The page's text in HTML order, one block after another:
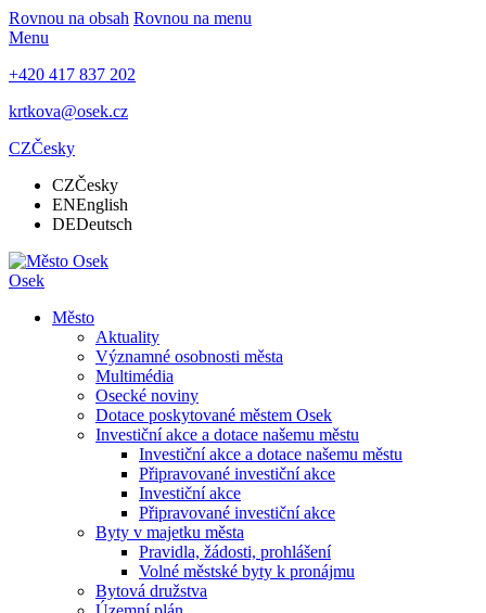
Rovnou na obsah Rovnou na menu
Menu
+420 417 837 202
krtkova@osek.cz
CZČesky
CZČesky
ENEnglish
DEDeutsch
Osek
Město
Aktuality
Významné osobnosti města
Multimédia
Osecké noviny
Dotace poskytované městem Osek
Investiční akce a dotace našemu městu
Investiční akce a dotace našemu městu
Připravované investiční akce
Investiční akce
Připravované investiční akce
Byty v majetku města
Pravidla, žádosti, prohlášení
Volné městské byty k pronájmu
Bytová družstva